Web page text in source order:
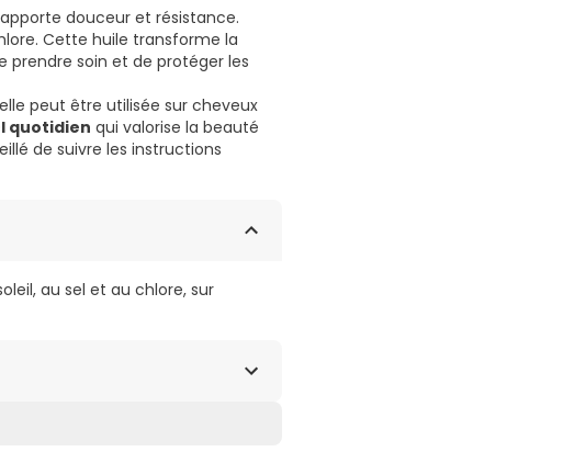
douceur et résistance.
Cette huile transforme la
prendre soin et de protéger les
peut être utilisée sur cheveux
quotidien qui valorise la beauté
de suivre les instructions
au sel et au chlore, sur